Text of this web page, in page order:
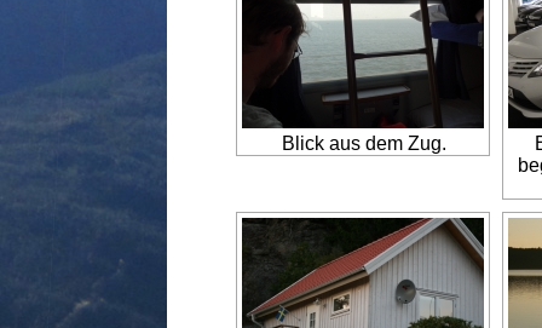
Blick aus dem Zug.